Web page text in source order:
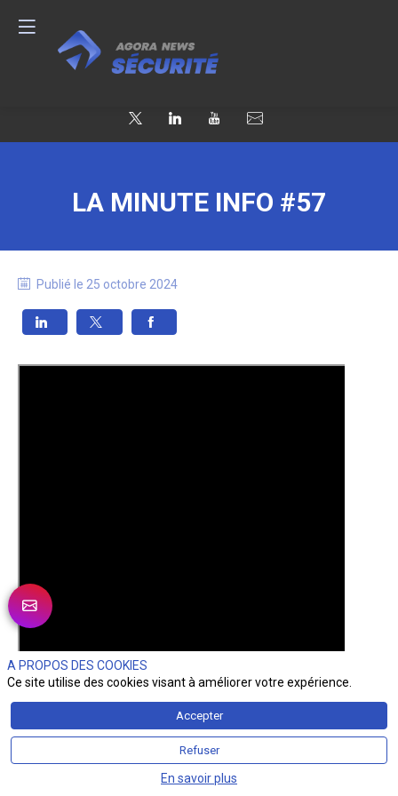
LA MINUTE INFO #57
Publié le 25 octobre 2024
A PROPOS DES COOKIES
Ce site utilise des cookies visant à améliorer votre expérience.
Accepter
Refuser
En savoir plus